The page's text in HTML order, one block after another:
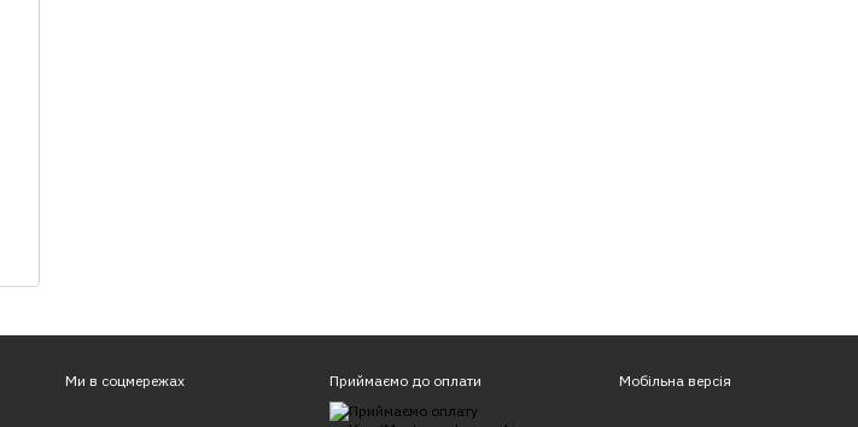
Ми в соцмережах Приймаємо до оплати Мобільна версія